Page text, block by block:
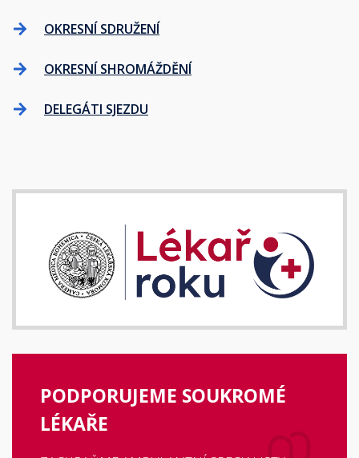
OKRESNÍ SDRUŽENÍ
OKRESNÍ SHROMÁŽDĚNÍ
DELEGÁTI SJEZDU
PODPORUJEME SOUKROMÉ
LÉKAŘE